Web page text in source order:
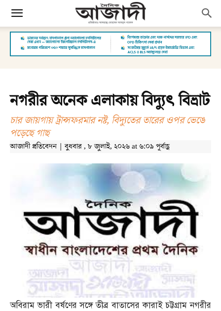
নগরীর অনেক এলাকায় বিদ্যুৎ বিভ্রাট
চার জায়গায় ট্রান্সফরমার নষ্ট, বিদ্যুতের তারের ওপর ভেঙে
পড়েছে গাছ
আজাদী প্রতিবেদন | বুধবার , ৮ জুলাই, ২০২৬ at ৬:০৯ পূর্বাহ্ণ
অবিরাম ভারী বর্ষণের সঙ্গে তীব্র বাতাসের কারাই চট্টগ্রাম নগরীর